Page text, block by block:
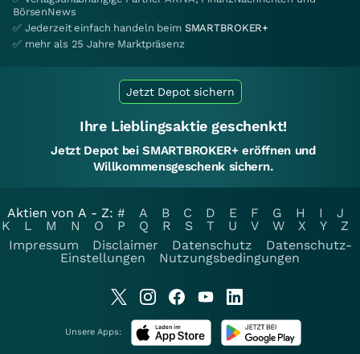
BörsenNews
✅ Jederzeit einfach handeln beim SMARTBROKER+
✅ mehr als 25 Jahre Marktpräsenz
Jetzt Depot sichern
Ihre Lieblingsaktie geschenkt!
Jetzt Depot bei SMARTBROKER+ eröffnen und
Willkommensgeschenk sichern.
Aktien von A - Z: # A B C D E F G H I
J
K
L M N O P Q R S T U V W X Y
Z
Impressum
Disclaimer Datenschutz
Datenschutz-
Einstellungen
Nutzungsbedingungen
Unsere Apps: